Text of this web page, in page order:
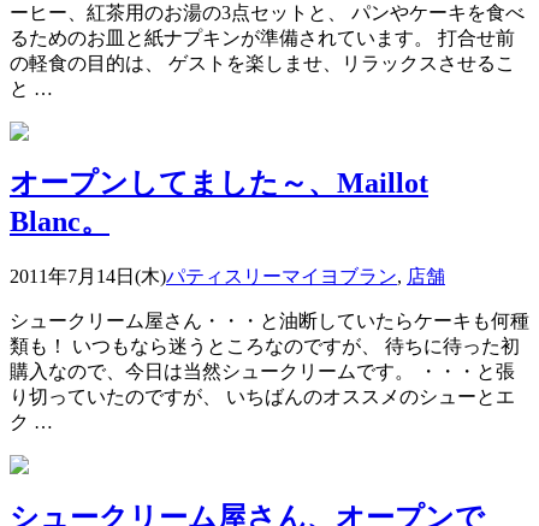
ーヒー、紅茶用のお湯の3点セットと、 パンやケーキを食べ
るためのお皿と紙ナプキンが準備されています。 打合せ前
の軽食の目的は、 ゲストを楽しませ、リラックスさせるこ
と …
オープンしてました～、Maillot
Blanc。
2011年7月14日(木)パティスリーマイヨブラン, 店舗
シュークリーム屋さん・・・と油断していたらケーキも何種
類も！ いつもなら迷うところなのですが、 待ちに待った初
購入なので、今日は当然シュークリームです。 ・・・と張
り切っていたのですが、 いちばんのオススメのシューとエ
ク …
シュークリーム屋さん、オープンで